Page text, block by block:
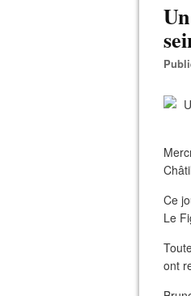
Ce
Le
ont